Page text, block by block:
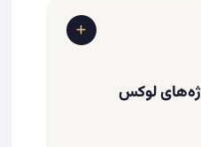
در پروژه‌های لوکس
بالا و جابجایی ثمن در
مراودات شویم؟ چه
است؟
لوکس